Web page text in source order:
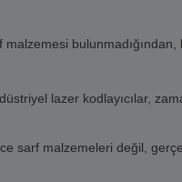
lazer kodlayıcılar,
sarf malzemeleri değil,